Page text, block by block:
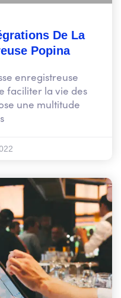
De La
Popina
enregistreuse
faciliter la vie des
une multitude